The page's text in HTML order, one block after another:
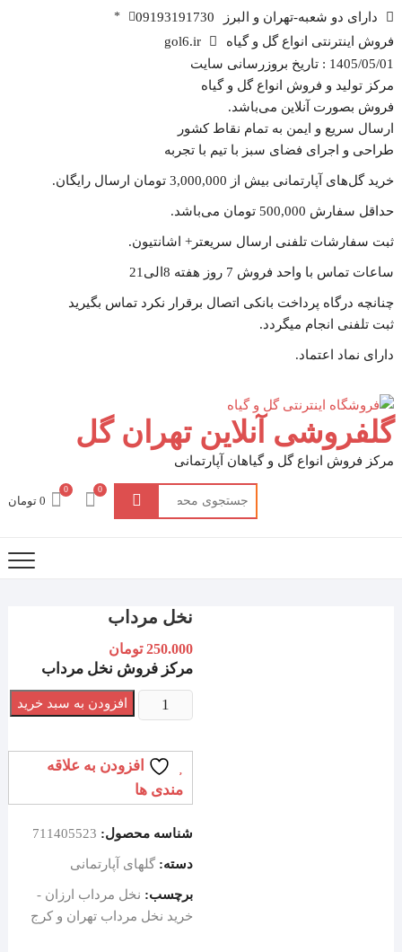
دارای دو شعبه-تهران و البرز *
09193191730
فروش اینترنتی انواع گل و گیاه
1405/05/01 : تاریخ بروزرسانی سایت
مرکز تولید و فروش انواع گل و گیاه
فروش بصورت آنلاین می‌باشد.
ارسال سریع و ایمن به تمام نقاط کشور
طراحی و اجرای فضای سبز با تیم با تجربه
خرید گل‌های آپارتمانی بیش از 3,000,000 تومان ارسال رایگان.
حداقل سفارش 500,000 تومان می‌باشد.
ثبت سفارشات تلفنی ارسال سریعتر+ اشانتیون‌.
ساعات تماس با واحد فروش 7 روز هفته 8الی21
چنانچه درگاه پرداخت بانکی اتصال برقرار نکرد تماس بگیرید
ثبت تلفنی انجام میگردد.
دارای نماد اعتماد.
گلفروشی آنلاین تهران گل
مرکز فروش انواع گل و گیاهان آپارتمانی
جستجو
برای:
0
0 تومان
0
نخل مرداب
250.000 تومان
مرکز فروش نخل مرداب
مرداب
عدد
افزودن به سبد خرید
افزودن به علاقه
مندی ها
شناسه محصول: 711405523
دسته: گلهای آپارتمانی
برچسب: نخل مرداب ارزان -
خرید نخل مرداب تهران و کرج